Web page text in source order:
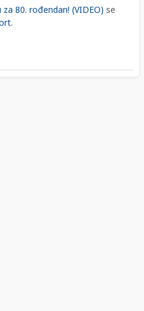
80. rođendan! (VIDEO) se
.